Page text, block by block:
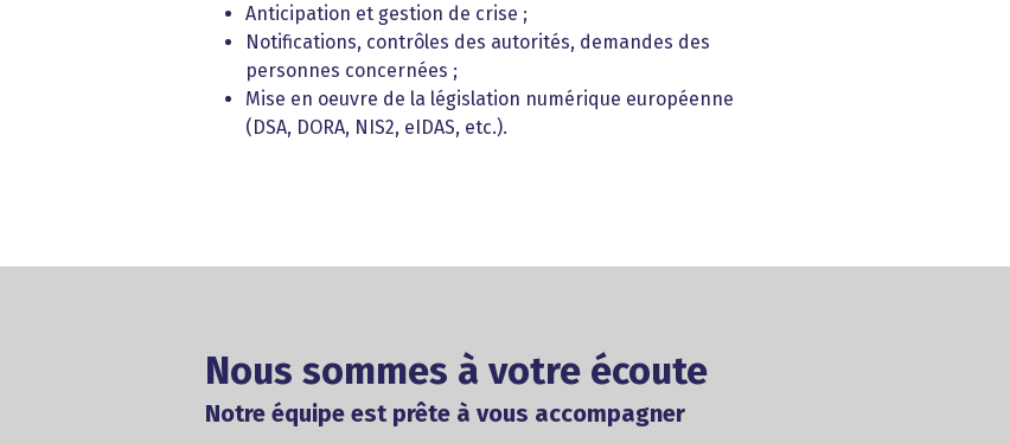
Anticipation et gestion de crise ;
Notifications, contrôles des autorités, demandes des
personnes concernées ;
Mise en oeuvre de la législation numérique européenne
(DSA, DORA, NIS2, eIDAS, etc.).
Nous sommes à votre écoute
Notre équipe est prête à vous accompagner